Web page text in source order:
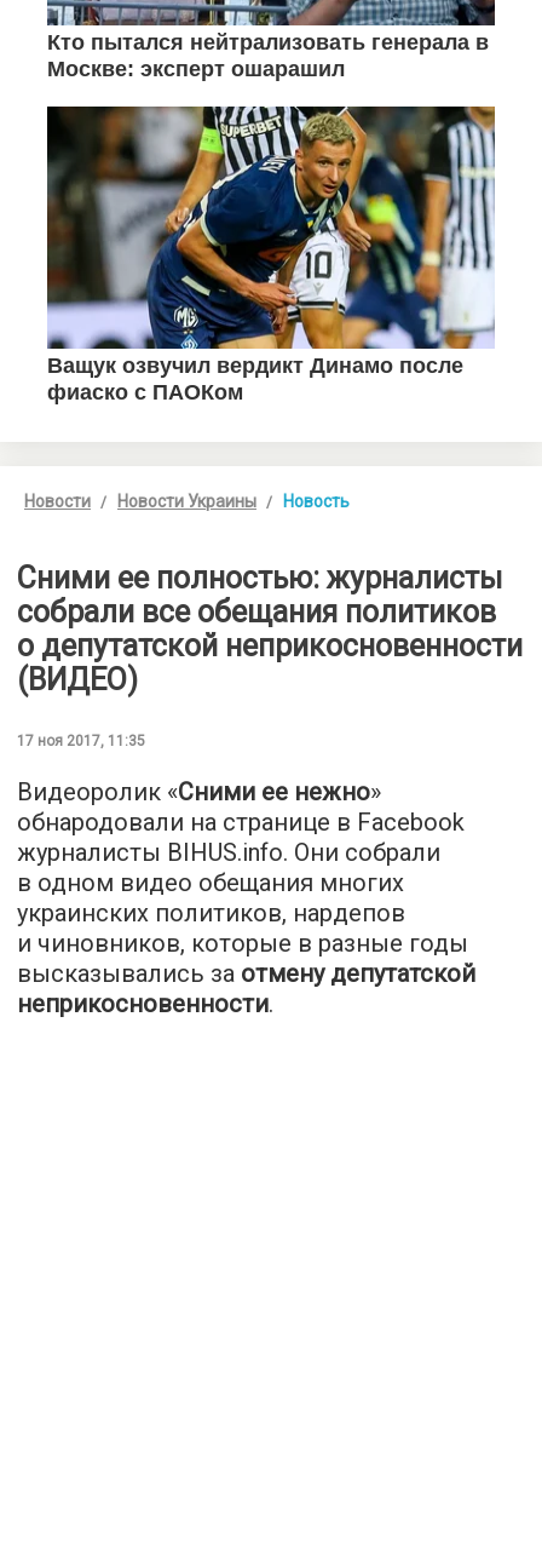
Новости Новости Украины Новость
Сними ее полностью: журналисты
собрали все обещания политиков
о депутатской неприкосновенности
(ВИДЕО)
17 ноя 2017, 11:35
Видеоролик «Сними ее нежно»
обнародовали на странице в Facebook
журналисты BIHUS.info. Они собрали
в одном видео обещания многих
украинских политиков, нардепов
и чиновников, которые в разные годы
высказывались за отмену депутатской
неприкосновенности.